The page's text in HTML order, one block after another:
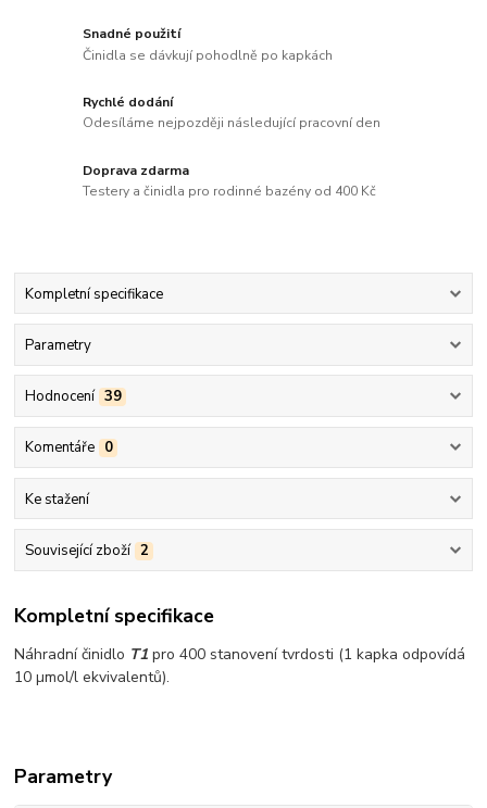
Snadné použití
Činidla se dávkují pohodlně po kapkách
Rychlé dodání
Odesíláme nejpozději následující pracovní den
Doprava zdarma
Testery a činidla pro rodinné bazény od 400 Kč
Kompletní specifikace
Parametry
Hodnocení 39
Komentáře 0
Ke stažení
Související zboží 2
Kompletní specifikace
Náhradní činidlo T1 pro 400 stanovení tvrdosti (1 kapka odpovídá
10 µmol/l ekvivalentů).
Parametry